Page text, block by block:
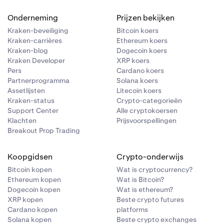
die op unieke
werd
en
slot
met, de
van de
Proof-of-
negatieve
BTC-saldo
Uw
of Reserves-
beoordelingen
recente
datum van
beoordelingen
Onderneming
Kraken-beveiliging
Kraken-carrières
Kraken-blog
Kraken Developer
Pers
Partnerprogramma
Assetlijsten
Kraken-status
Support Center
Klachten
Breakout Prop Trading
Prijzen bekijken
Bitcoin koers
Ethereum koers
Dogecoin koers
XRP koers
Cardano koers
Solana koers
Litecoin koers
Crypto-categorieën
Alle cryptokoersen
Prijsvoorspellingen
Koopgidsen
Bitcoin kopen
Ethereum kopen
Dogecoin kopen
XRP kopen
Cardano kopen
Solana kopen
Crypto-onderwijs
Wat is cryptocurrency?
Wat is Bitcoin?
Wat is ethereum?
Beste crypto futures
platforms
Beste crypto exchanges